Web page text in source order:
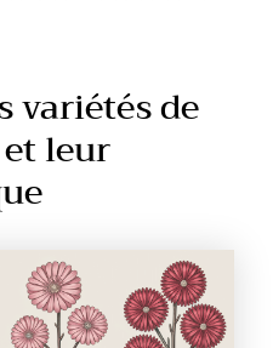
variétés de
leur